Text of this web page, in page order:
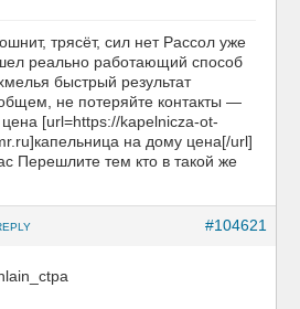
трясёт, сил нет Рассол уже
реально работающий способ
быстрый результат
не потеряйте контакты —
[url=https://kapelnicza-ot-
на дому цена[/url]
Перешлите тем кто в такой же
#104621